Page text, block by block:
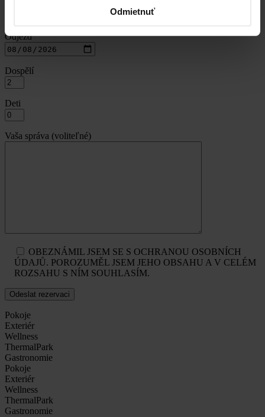
Odmietnuť
Odjezd
Dospělí
Deti
Vaša správa (voliteľné)
OBEZNÁMIL JSEM SE S OCHRANOU OSOBNÍCH
ÚDAJŮ. POROZUMĚL JSEM JEHO OBSAHU A V CELÉM
ROZSAHU S NÍM SOUHLASÍM.
Pokoje
Exteriér
Wellness
ThermalPark
Gastronomie
Pokoje
Exteriér
Wellness
ThermalPark
Gastronomie